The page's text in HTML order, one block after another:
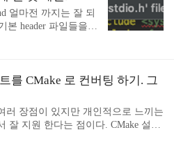
얼마전 까지는 잘 되
본 header 파일들을
그레이드나 xcode
다. 뭔가 설치 하라고
뭔가 에러 메시지
는지는 모르겠지만
SDK headers for
이 안되면 아래 파일
/Library/Developer/C
를 CMake 로 컨버팅 하기. 그
러 장점이 있지만 개인적으로 느끼는
잘 지원 한다는 점이다. CMake 설정
조금 더 좋은 에디터 정도이다. CM